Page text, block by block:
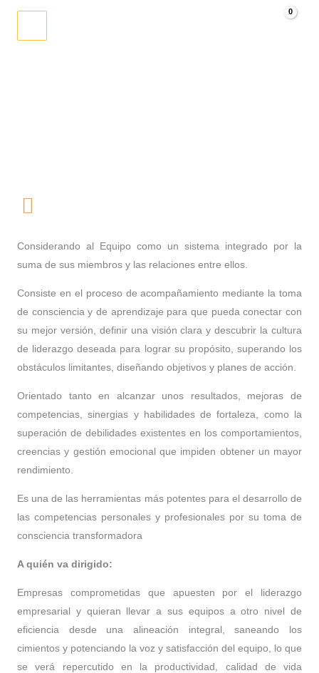
Considerando al Equipo como un sistema integrado por la
suma de sus miembros y las relaciones entre ellos.
Consiste en el proceso de acompañamiento mediante la toma
de consciencia y de aprendizaje para que pueda conectar con
su mejor versión, definir una visión clara y descubrir la cultura
de liderazgo deseada para lograr su propósito, superando los
obstáculos limitantes, diseñando objetivos y planes de acción.
Orientado tanto en alcanzar unos resultados, mejoras de
competencias, sinergias y habilidades de fortaleza, como la
superación de debilidades existentes en los comportamientos,
creencias y gestión emocional que impiden obtener un mayor
rendimiento.
Es una de las herramientas más potentes para el desarrollo de
las competencias personales y profesionales por su toma de
consciencia transformadora
A quién va dirigido:
Empresas comprometidas que apuesten por el liderazgo
empresarial y quieran llevar a sus equipos a otro nivel de
eficiencia desde una alineación integral, saneando los
cimientos y potenciando la voz y satisfacción del equipo, lo que
se verá repercutido en la productividad, calidad de vida